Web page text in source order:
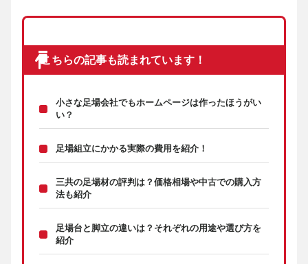
こちらの記事も読まれています！
小さな足場会社でもホームページは作ったほうがい
い？
足場組立にかかる実際の費用を紹介！
三共の足場材の評判は？価格相場や中古での購入方
法も紹介
足場台と脚立の違いは？それぞれの用途や選び方を
紹介